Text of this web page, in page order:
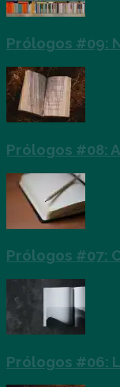
Prólogos #09:
Prólogos #08:
Prólogos #07:
Prólogos #06: